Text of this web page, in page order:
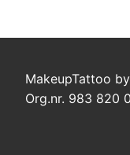
MakeupTattoo
Org.nr. 983 820